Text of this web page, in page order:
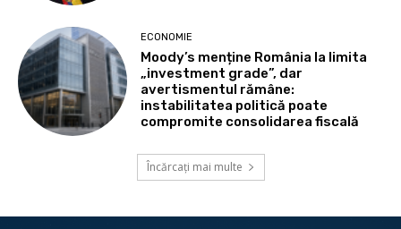
ECONOMIE
Moody’s menține România la limita
„investment grade”, dar
avertismentul rămâne:
instabilitatea politică poate
compromite consolidarea fiscală
Încărcați mai multe